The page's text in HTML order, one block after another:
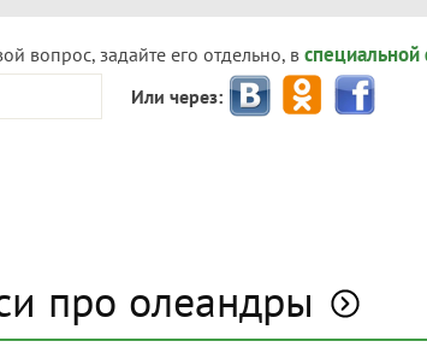
вопрос, задайте его отдельно, в
Или через:
про олеандры